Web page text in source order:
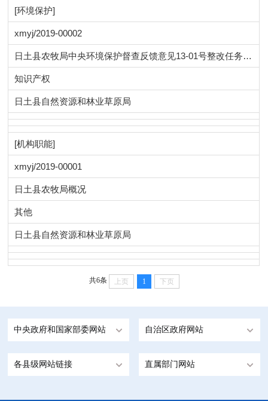
[环境保护]
xmyj/2019-00002
日土县农牧局中央环境保护督查反馈意见13-01号整改任务完成情况公示表
知识产权
日土县自然资源和林业草原局
[机构职能]
xmyj/2019-00001
日土县农牧局概况
其他
日土县自然资源和林业草原局
共6条 上页 1 下页
中央政府和国家部委网站 自治区政府网站
各县级网站链接 直属部门网站